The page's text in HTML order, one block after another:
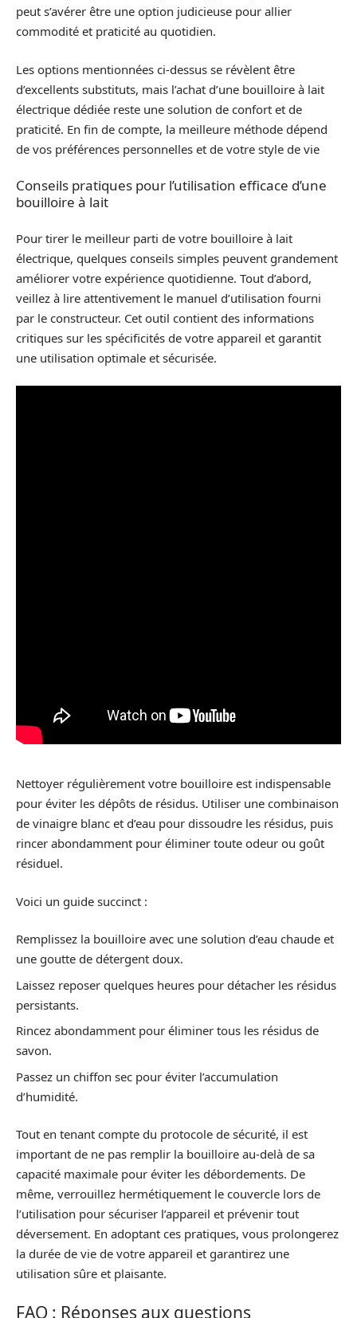
peut s’avérer être une option judicieuse pour allier
commodité et praticité au quotidien.
Les options mentionnées ci-dessus se révèlent être
d’excellents substituts, mais l’achat d’une bouilloire à lait
électrique dédiée reste une solution de confort et de
praticité. En fin de compte, la meilleure méthode dépend
de vos préférences personnelles et de votre style de vie
Conseils pratiques pour l’utilisation efficace d’une
bouilloire à lait
Pour tirer le meilleur parti de votre bouilloire à lait
électrique, quelques conseils simples peuvent grandement
améliorer votre expérience quotidienne. Tout d’abord,
veillez à lire attentivement le manuel d’utilisation fourni
par le constructeur. Cet outil contient des informations
critiques sur les spécificités de votre appareil et garantit
une utilisation optimale et sécurisée.
Nettoyer régulièrement votre bouilloire est indispensable
pour éviter les dépôts de résidus. Utiliser une combinaison
de vinaigre blanc et d’eau pour dissoudre les résidus, puis
rincer abondamment pour éliminer toute odeur ou goût
résiduel.
Voici un guide succinct :
Remplissez la bouilloire avec une solution d’eau chaude et
une goutte de détergent doux.
Laissez reposer quelques heures pour détacher les résidus
persistants.
Rincez abondamment pour éliminer tous les résidus de
savon.
Passez un chiffon sec pour éviter l’accumulation
d’humidité.
Tout en tenant compte du protocole de sécurité, il est
important de ne pas remplir la bouilloire au-delà de sa
capacité maximale pour éviter les débordements. De
même, verrouillez hermétiquement le couvercle lors de
l’utilisation pour sécuriser l’appareil et prévenir tout
déversement. En adoptant ces pratiques, vous prolongerez
la durée de vie de votre appareil et garantirez une
utilisation sûre et plaisante.
FAQ : Réponses aux questions